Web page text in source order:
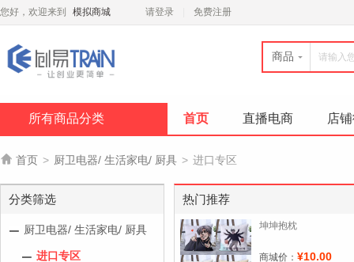
您好，欢迎来到 模拟商城 请登录 免费注册
商品
所有商品分类 首页 直播电商 店
 首页 > 厨卫电器/ 生活家电/ 厨具 > 进口专区
分类筛选
厨卫电器/ 生活家电/ 厨具
进口专区
热门推荐
坤坤抱枕
商城价： ¥10.00